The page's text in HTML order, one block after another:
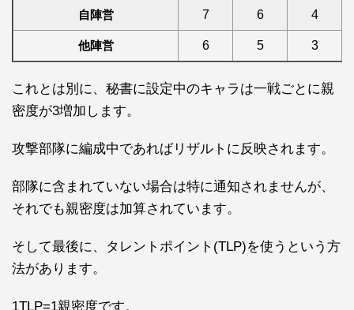
自陣営 7 6 4
他陣営 6 5 3
これとは別に、秘書に設定中のキャラは一戦ごとに親
密度が3増加します。
攻撃部隊に編成中であればリザルトに反映されます。
部隊に含まれていない場合は特に通知されませんが、
それでも親密度は加算されています。
そして最後に、タレントポイント(TLP)を使うという方
法があります。
1TLP=1親密度です。